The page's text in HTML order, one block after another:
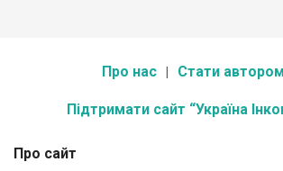
Про нас Стати автором
Підтримати сайт “Україна
Про сайт